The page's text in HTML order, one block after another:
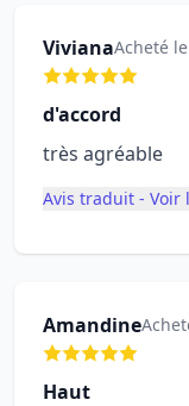
VivianaAcheté
d'accord
très agréable
Avis traduit - Voir
Amandine
Haut